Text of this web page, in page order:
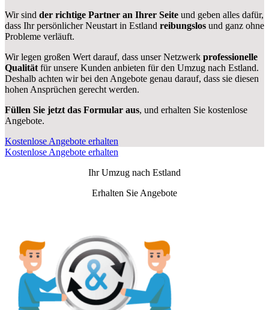
Wir sind der richtige Partner an Ihrer Seite und geben alles dafür,
dass Ihr persönlicher Neustart in Estland reibungslos und ganz ohne
Probleme verläuft.
Wir legen großen Wert darauf, dass unser Netzwerk professionelle
Qualität für unsere Kunden anbieten für den Umzug nach Estland.
Deshalb achten wir bei den Angebote genau darauf, dass sie diesen
hohen Ansprüchen gerecht werden.
Füllen Sie jetzt das Formular aus, und erhalten Sie kostenlose
Angebote.
Kostenlose Angebote erhalten
Kostenlose Angebote erhalten
Ihr Umzug nach Estland
Erhalten Sie Angebote